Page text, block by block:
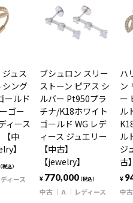
ュス
シング
ールド
ゴー
ィース
【中
】
税込）
ィース
ブシュロン スリー
ストーン ピアス シ
ルバー Pt950プラ
チナ/K18ホワイト
ゴールド WG レデ
ィース ジュエリー
【中古】
【jewelry】
¥ 770,000（税込）
中古 A レディース
ハ
ン
ー
ル
ル
ジ
古
¥
中古